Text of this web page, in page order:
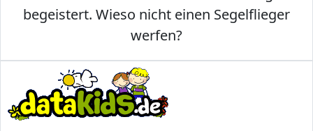
begeistert. Wieso nicht einen Segelflieger
werfen?